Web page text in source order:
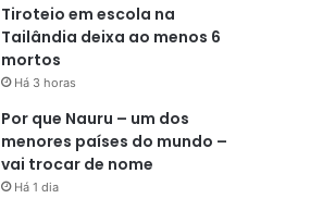
Tiroteio em escola na
Tailândia deixa ao menos 6
mortos
Há 3 horas
Por que Nauru – um dos
menores países do mundo –
vai trocar de nome
Há 1 dia